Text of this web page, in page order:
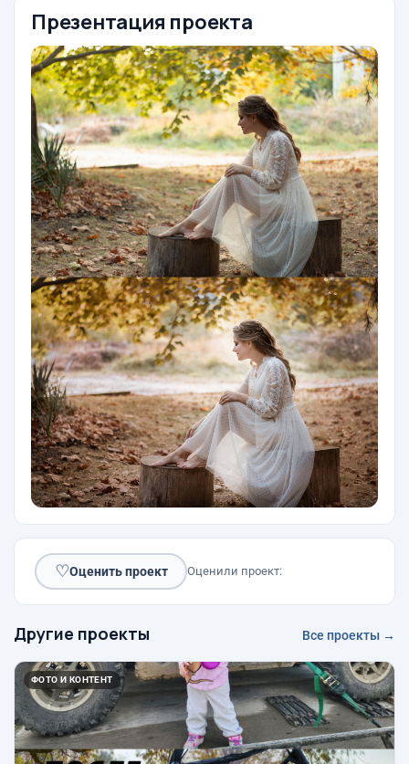
Презентация проекта
♡Оценить проект Оценили проект:
Другие проекты Все проекты →
ФОТО И КОНТЕНТ